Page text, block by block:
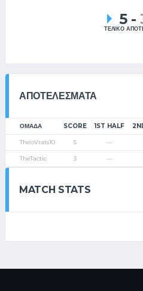
5 -
ΤΕΛΙΚΟ
ΑΠΟΤΕΛΈΣΜΑΤΑ
ΟΜΑΔΑ SCORE 1ST HALF
TheoVrats10 5 —
TheTactic 3 —
MATCH STATS